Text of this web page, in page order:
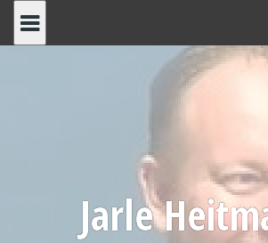
Jarle